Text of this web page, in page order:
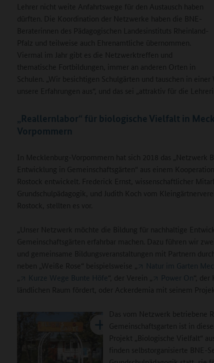
Lehrer nicht weite Anfahrtswege für den Austausch haben
dürften. Die Koordination der Netzwerke haben die BNE-
Beraterinnen des Pädagogischen Landesinstituts Rheinland-
Pfalz und teilweise auch Ehrenamtliche übernommen.
Viermal im Jahr gibt es die Netzwerktreffen und
thematische Fortbildungen, immer an anderen Orten in
Schulen. „Wir besichtigen Schulgärten und tauschen in
unsere Erfahrungen aus“, und das sei „attraktiv für die
„Reallernlabor“ für biologische Vielfalt in
Vorpommern
In Mecklenburg-Vorpommern hat sich 2018 das „Netzwerk
Entwicklung in Gemeinschaftsgärten“ aus einem
Rostock entwickelt. Frederick Ernst, wissenschaftlicher
Grundschulpädagogik, und Judith Koch vom
Rostock, stellten es vor.
„Unser Netzwerk möchte die Bildung für nachhaltige
Gemeinschaftsgärten erfahrbar machen. Dazu führen wir
und gemeinsame Bildungsveranstaltungen mit Partnern
neben „Weiße Rose“ beispielsweise „
Natur im Garten
Kurze Wege Bunte Höfe“, der Verein „ Power On“, der
ländlichen Raum fördert, oder Ackerdemia mit seinem Projekt
Das vom Netzwerk betriebene
Gemeinschaftsgarten ist in
Projekt „Biologische Vielfalt“
finden selbstorganisierte BNE-